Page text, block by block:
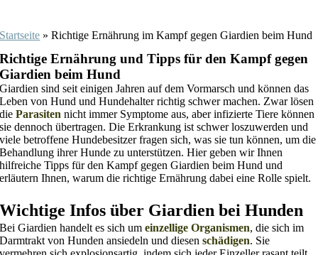
Startseite »Richtige Ernährung im Kampf gegen Giardien beim Hund
Richtige Ernährung und Tipps für den Kampf gegen
Giardien beim Hund
Giardien sind seit einigen Jahren auf dem Vormarsch und können das
Leben von Hund und Hundehalter richtig schwer machen. Zwar lösen
dieParasitennicht immer Symptome aus, aber infizierte Tiere können
sie dennoch übertragen. Die Erkrankung ist schwer loszuwerden und
viele betroffene Hundebesitzer fragen sich, was sie tun können, um die
Behandlung ihrer Hunde zu unterstützen. Hier geben wir Ihnen
hilfreiche Tipps für den Kampf gegen Giardien beim Hund und
erläutern Ihnen, warum die richtige Ernährung dabei eine Rolle spielt.
Wichtige Infos über Giardien bei Hunden
Bei Giardien handelt es sich umeinzellige Organismen, die sich im
Darmtrakt von Hunden ansiedeln und diesenschädigen. Sie